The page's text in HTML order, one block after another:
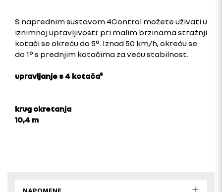
S naprednim sustavom 4Control možete uživati u
iznimnoj upravljivosti: pri malim brzinama stražnji
kotači se okreću do 5°. Iznad 50 km/h, okreću se
do 1° s prednjim kotačima za veću stabilnost.
upravljanje s 4 kotača⁵
krug okretanja
10,4 m
NAPOMENE